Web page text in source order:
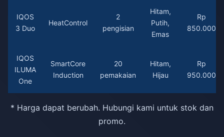
IQOS
3 Duo
HeatControl
2
pengisian
Hitam,
Putih,
Emas
Rp
850.000
IQOS
ILUMA
One
SmartCore
Induction
20
pemakaian
Hitam,
Hijau
Rp
950.000
* Harga dapat berubah. Hubungi kami untuk stok dan
promo.